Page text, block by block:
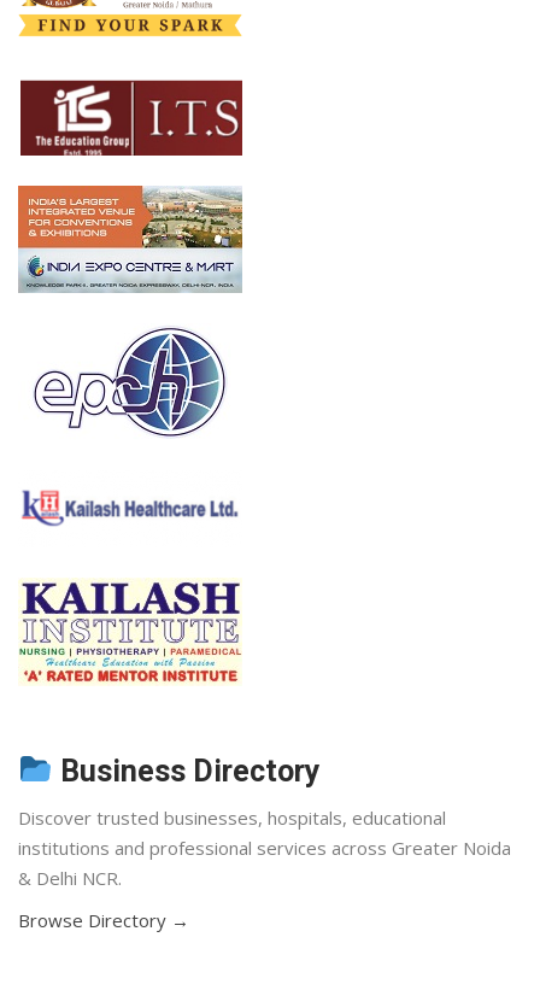
Business Directory
Discover trusted businesses, hospitals, educational
institutions and professional services across Greater Noida
& Delhi NCR.
Browse Directory →